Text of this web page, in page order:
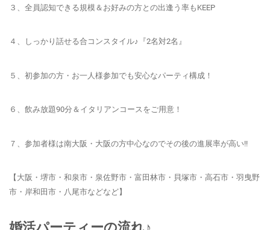
３、全員認知できる規模＆お好みの方との出逢う率もKEEP
４、しっかり話せる合コンスタイル♪『2名対2名』
５、初参加の方・お一人様参加でも安心なパーティ構成！
６、飲み放題90分＆イタリアンコースをご用意！
７、参加者様は南大阪・大阪の方中心なのでその後の進展率が高い!!
【大阪・堺市・和泉市・泉佐野市・富田林市・貝塚市・高石市・羽曳野
市・岸和田市・八尾市などなど】